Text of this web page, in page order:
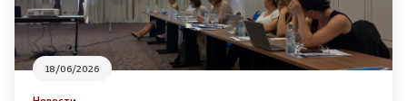
Со еден клик до сите услуги
18/06/2026